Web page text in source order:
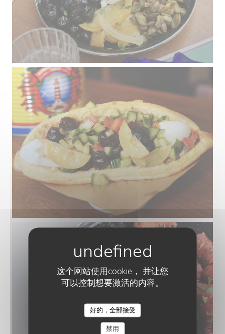
这个网站使用cookie， 并让您
可以控制想要激活的内容。
好的，全部接受
禁用